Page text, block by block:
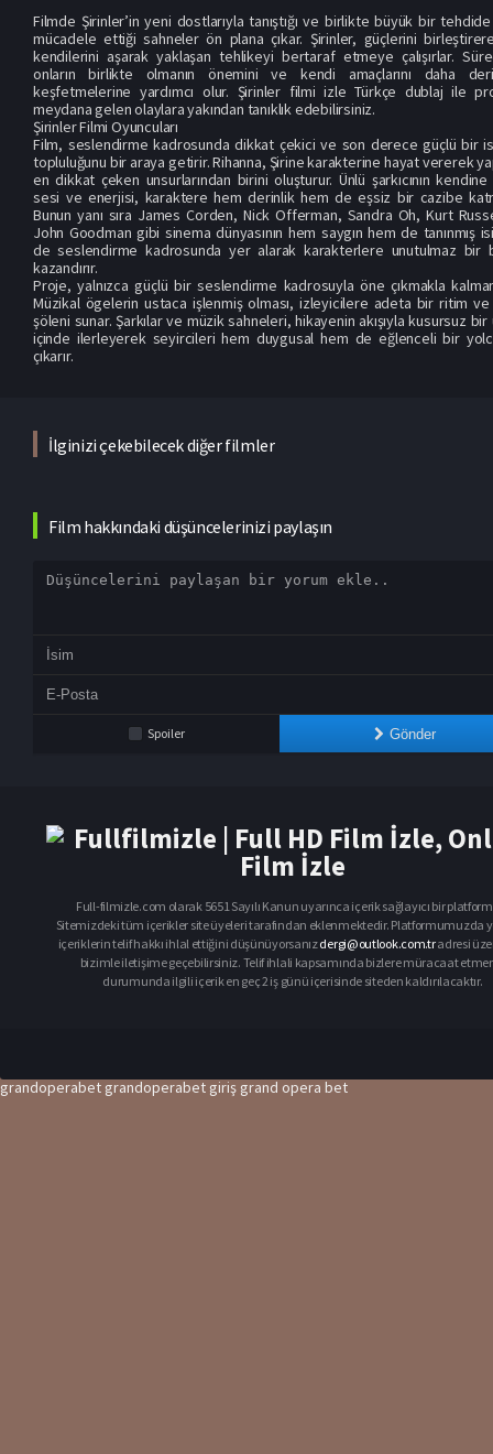
Filmde Şirinler’in yeni dostlarıyla tanıştığı ve birlikte büyük bir tehdide
mücadele ettiği sahneler ön plana çıkar. Şirinler, güçlerini
kendilerini aşarak yaklaşan tehlikeyi bertaraf etmeye çalışırlar.
onların birlikte olmanın önemini ve kendi amaçlarını daha
keşfetmelerine yardımcı olur. Şirinler filmi izle Türkçe dublaj ile
meydana gelen olaylara yakından tanıklık edebilirsiniz.
Şirinler Filmi Oyuncuları
Film, seslendirme kadrosunda dikkat çekici ve son derece güçlü bir
topluluğunu bir araya getirir. Rihanna, Şirine karakterine hayat vererek
en dikkat çeken unsurlarından birini oluşturur. Ünlü şarkıcının
sesi ve enerjisi, karaktere hem derinlik hem de eşsiz bir cazibe
Bunun yanı sıra James Corden, Nick Offerman, Sandra Oh, Kurt
John Goodman gibi sinema dünyasının hem saygın hem de tanınmış
de seslendirme kadrosunda yer alarak karakterlere unutulmaz bir
kazandırır.
Proje, yalnızca güçlü bir seslendirme kadrosuyla öne çıkmakla
Müzikal ögelerin ustaca işlenmiş olması, izleyicilere adeta bir ritim
şöleni sunar. Şarkılar ve müzik sahneleri, hikayenin akışıyla kusursuz bir
içinde ilerleyerek seyircileri hem duygusal hem de eğlenceli bir
çıkarır.
İlginizi çekebilecek diğer filmler
Film hakkındaki düşüncelerinizi paylaşın
Spoiler Gönder
Full-filmizle.com olarak 5651 Sayılı Kanun uyarınca içerik sağlayıcı bir
Sitemizdeki tüm içerikler site üyeleri tarafından eklenmektedir. Platformumuzda
içeriklerin telif hakkı ihlal ettiğini düşünüyorsanızdergi@outlook.com.tradresi
bizimle iletişime geçebilirsiniz. Telif ihlali kapsamında bizlere müracaat
durumunda ilgili içerik en geç 2 iş günü içerisinde siteden kaldırılacaktır.
grandoperabet grandoperabet giriş grand opera bet